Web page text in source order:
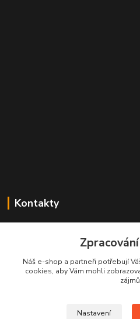
Kontakty
+420 725 613
info@rajklubicek.cz
Náš e-shop a partneři potřebují
cookies, aby Vám mohli
Nastavení